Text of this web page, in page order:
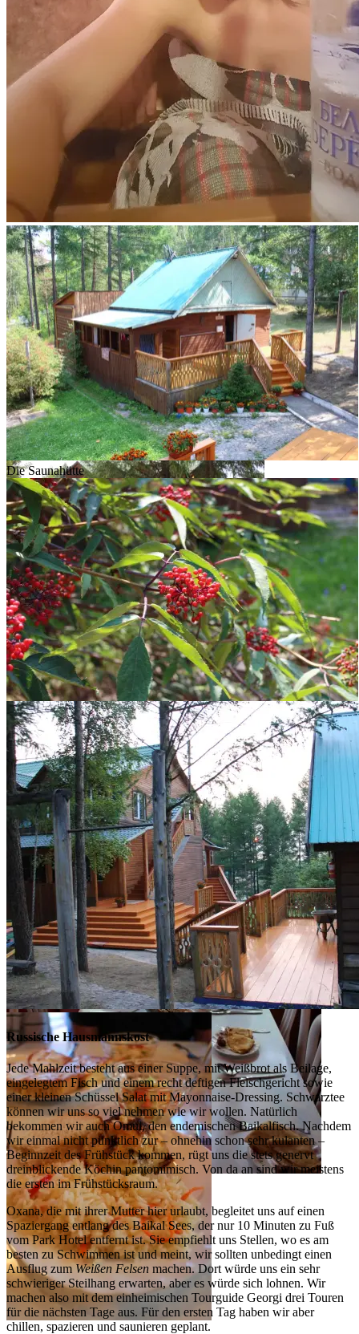
In der Banja
Die Saunahütte
Russische Hausmannskost
Jede Mahlzeit besteht aus einer Suppe, mit Weißbrot als Beilage,
eingelegtem Fisch und einem recht deftigen Fleischgericht sowie
einer kleinen Schüssel Salat mit Mayonnaise-Dressing. Schwarztee
können wir uns so viel nehmen wie wir wollen. Natürlich
bekommen wir auch Omul, den endemischen Baikalfisch. Nachdem
wir einmal nicht pünktlich zur – ohnehin schon sehr kulanten –
Beginnzeit des Frühstück kommen, rügt uns die stets genervt
dreinblickende Köchin pantomimisch. Von da an sind wir meistens
die ersten im Frühstücksraum.
Oxana, die mit ihrer Mutter hier urlaubt, begleitet uns auf einen
Spaziergang entlang des Baikal Sees, der nur 10 Minuten zu Fuß
vom Park Hotel entfernt ist. Sie empfiehlt uns Stellen, wo es am
besten zu Schwimmen ist und meint, wir sollten unbedingt einen
Ausflug zumWeißen Felsen machen. Dort würde uns ein sehr
schwieriger Steilhang erwarten, aber es würde sich lohnen. Wir
machen also mit dem einheimischen Tourguide Georgi drei Touren
für die nächsten Tage aus. Für den ersten Tag haben wir aber
chillen, spazieren und saunieren geplant.